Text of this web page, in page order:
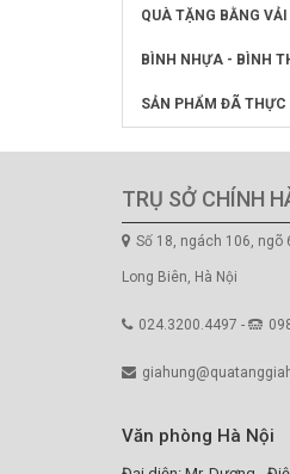
QUÀ TẶNG BẰNG VẢI
BÌNH NHỰA - BÌNH
SẢN PHẨM ĐÃ THỰC
TRỤ SỞ CHÍNH
Số 18, ngách 106, ngõ
Long Biên, Hà Nội
024.3200.4497 -
Văn phòng Hà Nội